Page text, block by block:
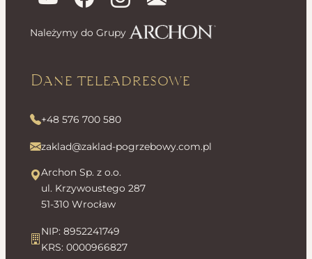
Należymy do Grupy
Dane teleadresowe
+48 576 700 580
zaklad@zaklad-pogrzebowy.com.pl
Archon Sp. z o.o.
ul. Krzywoustego 287
51-310 Wrocław
NIP: 8952241749
KRS: 0000966827